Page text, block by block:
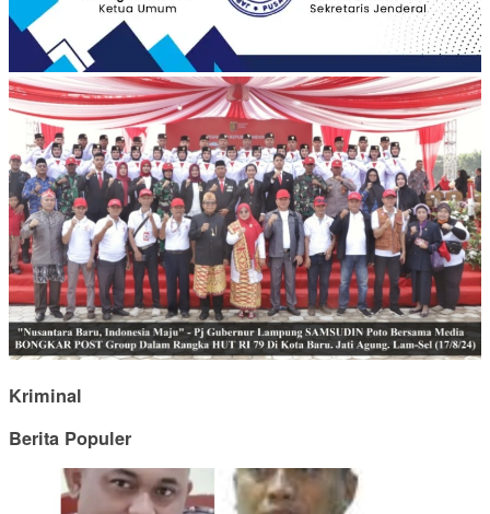
Kriminal
Berita Populer